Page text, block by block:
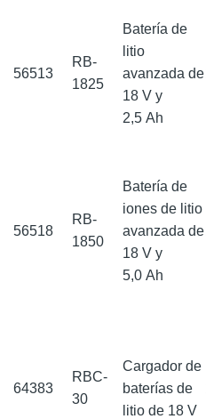
56513
RB-
1825
Batería de
litio
avanzada de
18 V y
2,5 Ah
56518
RB-
1850
Batería de
iones de litio
avanzada de
18 V y
5,0 Ah
64383
RBC-
30
Cargador de
baterías de
litio de 18 V